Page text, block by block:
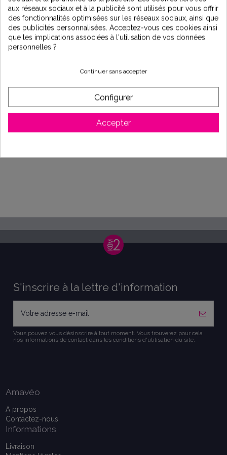
Vous trouverez des filtres anti-boues anti-sables, anti-goût
anti-odeur ou anticalcaire à filtration plus ou moins élevée.
Certaines sont lavables. Tous les filtres doivent être
régulièrement changés et les plus résistants sont les filtres
bobinés.
qui permettra d'installer plusieurs filtres à
exemple une filtration à 20µ pour traiter les impuretés et une
peu onéreuses
S'inscrire à la lettre d'information
Vous pouvez vous désinscrire à tout moment. Vous trouverez pour cela
nos informations de contact dans les conditions d'utilisation du site.
Amavéo
A propos
Contactez-nous
Informations
Livraison
aux réseaux sociaux et à la publicité sont utilisés pour vous offrir
des fonctionnalités optimisées sur les réseaux sociaux, ainsi que
des publicités personnalisées. Acceptez-vous ces cookies ainsi
que les implications associées à l'utilisation de vos données
personnelles ?
Continuer sans accepter
Configurer
Accepter